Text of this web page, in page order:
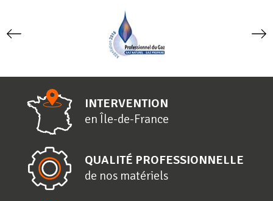
INTERVENTION
en Île-de-France
QUALITÉ PROFESSIONNELLE
de nos matériels